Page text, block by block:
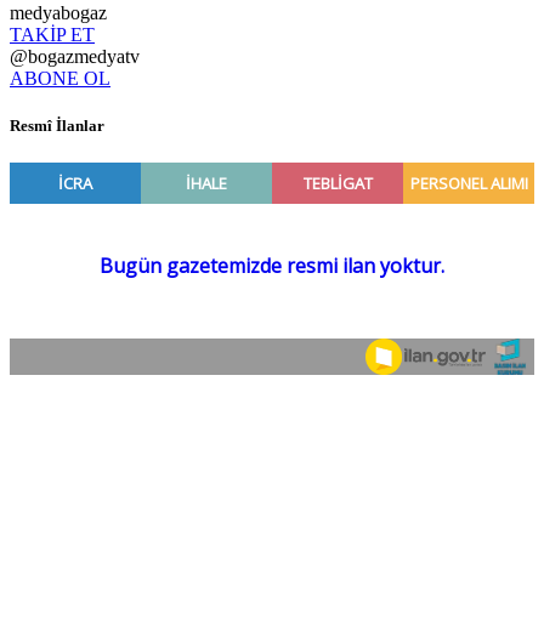
medyabogaz
TAKİP ET
@bogazmedyatv
ABONE OL
Resmî İlanlar